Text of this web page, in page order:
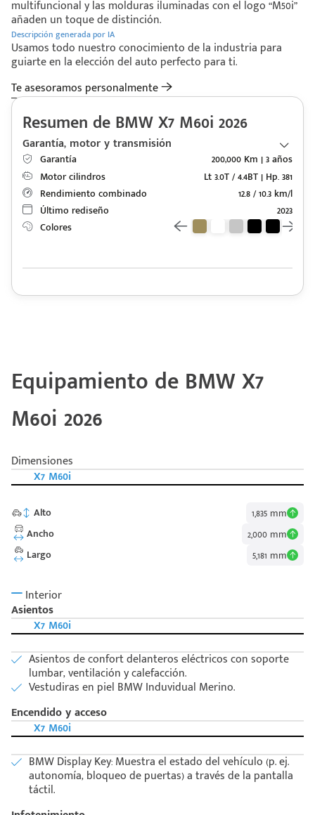
multifuncional y las molduras iluminadas con el logo “M50i”
añaden un toque de distinción.
Descripción generada por IA
Usamos todo nuestro conocimiento de la industria para
guiarte en la elección del auto perfecto para ti.
Te asesoramos personalmente
Resumen de BMW X7 M60i 2026
Garantía, motor y transmisión
Garantía
200,000 Km | 3 años
Motor cilindros
Lt 3.0T / 4.4BT | Hp. 381
Rendimiento combinado
12.8 / 10.3 km/l
Último rediseño
2023
Colores
Equipamiento de BMW X7
M60i 2026
Dimensiones
X7 M60i
Alto
1,835 mm
Ancho
2,000 mm
Largo
5,181 mm
Interior
Asientos
X7 M60i
Asientos de confort delanteros eléctricos con soporte
lumbar, ventilación y calefacción.
Vestudiras en piel BMW Induvidual Merino.
Encendido y acceso
X7 M60i
BMW Display Key: Muestra el estado del vehículo (p. ej.
autonomía, bloqueo de puertas) a través de la pantalla
táctil.